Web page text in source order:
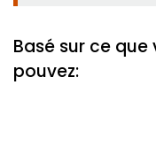
Basé sur ce
pouvez: